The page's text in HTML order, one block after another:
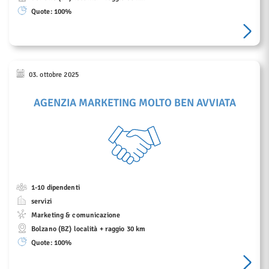
Quote:100%
03. ottobre 2025
AGENZIA MARKETING MOLTO BEN AVVIATA
1-10 dipendenti
servizi
Marketing & comunicazione
Bolzano (BZ) località + raggio 30 km
Quote:100%